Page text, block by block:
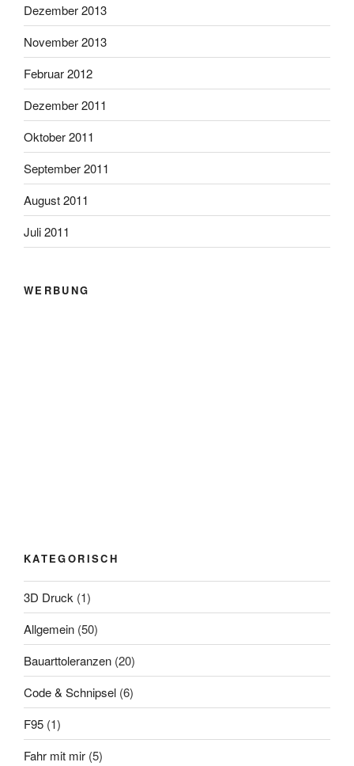
Dezember 2013
November 2013
Februar 2012
Dezember 2011
Oktober 2011
September 2011
August 2011
Juli 2011
WERBUNG
KATEGORISCH
3D Druck (1)
Allgemein (50)
Bauarttoleranzen (20)
Code & Schnipsel (6)
F95 (1)
Fahr mit mir (5)